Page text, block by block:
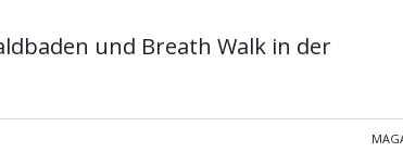
und Breath Walk in der